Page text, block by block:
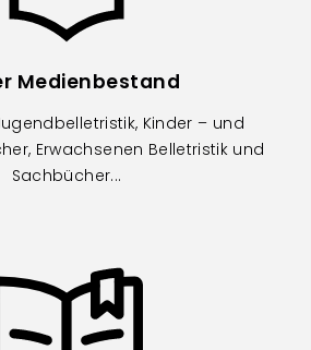
Medienbestand
Kinder – und
Erwachsenen Belletristik und
Sachbücher...